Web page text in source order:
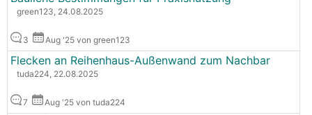
green123, 24.08.2025
3 Aug '25 von green123
Flecken an Reihenhaus-Außenwand zum Nachbar
tuda224, 22.08.2025
7 Aug '25 von tuda224